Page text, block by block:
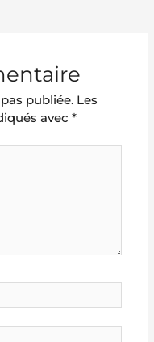
publiée. Les
avec*